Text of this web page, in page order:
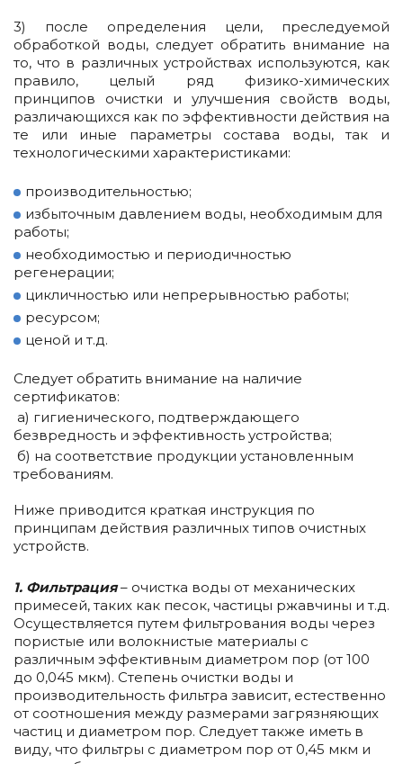
3) после определения цели, преследуемой
обработкой воды, следует обратить внимание на
то, что в различных устройствах используются, как
правило, целый ряд физико-химических
принципов очистки и улучшения свойств воды,
различающихся как по эффективности действия на
те или иные параметры состава воды, так и
технологическими характеристиками:
производительностью;
избыточным давлением воды, необходимым для
работы;
необходимостью и периодичностью
регенерации;
цикличностью или непрерывностью работы;
ресурсом;
ценой и т.д.
Следует обратить внимание на наличие
сертификатов:
а) гигиенического, подтверждающего
безвредность и эффективность устройства;
б) на соответствие продукции установленным
требованиям.
Ниже приводится краткая инструкция по
принципам действия различных типов очистных
устройств.
1. Фильтрация – очистка воды от механических
примесей, таких как песок, частицы ржавчины и т.д.
Осуществляется путем фильтрования воды через
пористые или волокнистые материалы с
различным эффективным диаметром пор (от 100
до 0,045 мкм). Степень очистки воды и
производительность фильтра зависит, естественно
от соотношения между размерами загрязняющих
частиц и диаметром пор. Следует также иметь в
виду, что фильтры с диаметром пор от 0,45 мкм и